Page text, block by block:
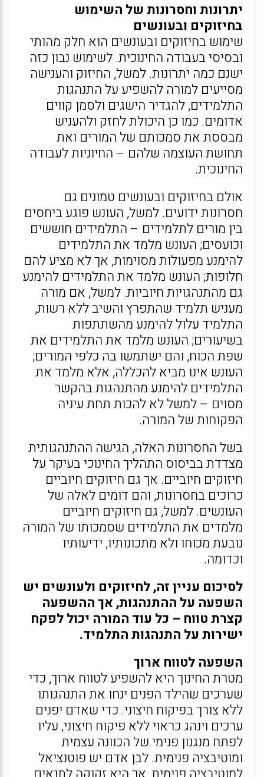
יתרונות וחסרונות של השימוש
בחיזוקים ובעונשים
שימוש בחיזוקים ובעונשים הוא חלק מהותי
ובסיסי בעבודה החינוכית. לשימוש נבון כזה
ישנם כמה יתרונות. למשל, החיזוק והענישה
מסייעים למורה להשפיע על התנהגות
התלמידים, להגדיר הישגים ולסמן קווים
אדומים. כמו כן היכולת לחזק ולהעניש
מבססת את סמכותם של המורים ואת
תחושת העוצמה שלהם – החיוניות לעבודה
החינוכית.
אולם בחיזוקים ובעונשים טמונים גם
חסרונות ידועים. למשל, העונש פוגע ביחסים
בין מורים לתלמידים – התלמידים חוששים
וכועסים; העונש מלמד את התלמידים
להימנע מפעולות מסוימות, אך לא מציע להם
חלופות; העונש מלמד את התלמידים להימנע
גם מהתנהגויות חיוביות. למשל, אם מורה
מעניש תלמיד שהתפרץ והשיב ללא רשות,
התלמיד עלול להימנע מהשתתפות
בשיעורים; העונש מלמד את התלמידים את
שפת הכוח, והם ישתמשו בה כלפי המורים;
העונש אינו מביא להכללה, אלא מלמד את
התלמידים להימנע מהתנהגות בהקשר
מסוים – למשל לא להכות תחת עיניה
הפקוחות של המורה.
בשל החסרונות האלה, הגישה ההתנהגותית
מצדדת בביסוס התהליך החינוכי בעיקר על
חיזוקים חיוביים. אך גם חיזוקים חיוביים
כרוכים בחסרונות, והם דומים לאלה של
העונשים. למשל, גם חיזוקים חיוביים
מלמדים את התלמידים שסמכותו של המורה
נובעת מכוחו ולא מתכונותיו, ידיעותיו
וכדומה.
לסיכום עניין זה, לחיזוקים ולעונשים יש
השפעה על ההתנהגות, אך ההשפעה
קצרת טווח – כל עוד המורה יכול לפקח
ישירות על התנהגות התלמיד.
השפעה לטווח ארוך
מטרת החינוך היא להשפיע לטווח ארוך, כדי
שערכים שהילד הפנים ינחו את התנהגותו
ללא צורך בפיקוח חיצוני. כדי שאדם יפנים
ערכים וינהג כראוי ללא פיקוח חיצוני, עליו
לפתח מנגנון פנימי של הכוונה עצמית
ומוטיבציה פנימית. לבן אדם יש פוטנציאל